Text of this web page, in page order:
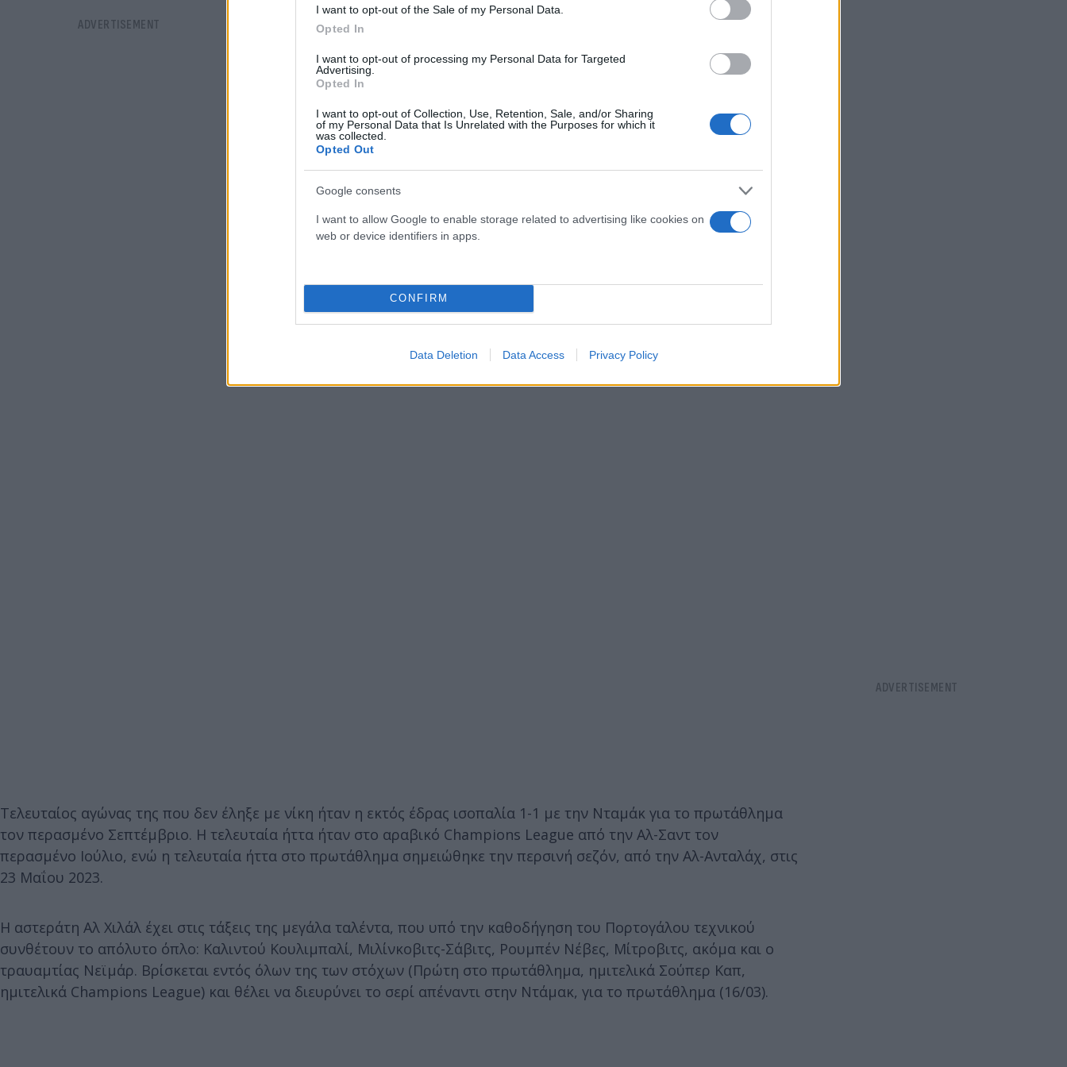
I want to opt-out of the Sale of my Personal Data.
Opted In
I want to opt-out of processing my Personal Data for Targeted
Advertising.
Opted In
I want to opt-out of Collection, Use, Retention, Sale, and/or Sharing
of my Personal Data that Is Unrelated with the Purposes for which it
was collected.
Opted Out
Google consents
I want to allow Google to enable storage related to advertising like cookies on
web or device identifiers in apps.
CONFIRM
Data Deletion Data Access Privacy Policy
Τελευταίος αγώνας της που δεν έληξε με νίκη ήταν η εκτός έδρας ισοπαλία 1-1 με την Νταμάκ για το πρωτάθλημα
τον περασμένο Σεπτέμβριο. Η τελευταία ήττα ήταν στο αραβικό Champions League από την Αλ-Σαντ τον
περασμένο Ιούλιο, ενώ η τελευταία ήττα στο πρωτάθλημα σημειώθηκε την περσινή σεζόν, από την Αλ-Ανταλάχ, στις
23 Μαΐου 2023.
Η αστεράτη Αλ Χιλάλ έχει στις τάξεις της μεγάλα ταλέντα, που υπό την καθοδήγηση του Πορτογάλου τεχνικού
συνθέτουν το απόλυτο όπλο: Καλιντού Κουλιμπαλί, Μιλίνκοβιτς-Σάβιτς, Ρουμπέν Νέβες, Μίτροβιτς, ακόμα και ο
τραυαμτίας Νεϊμάρ. Βρίσκεται εντός όλων της των στόχων (Πρώτη στο πρωτάθλημα, ημιτελικά Σούπερ Καπ,
ημιτελικά Champions League) και θέλει να διευρύνει το σερί απέναντι στην Ντάμακ, για το πρωτάθλημα (16/03).